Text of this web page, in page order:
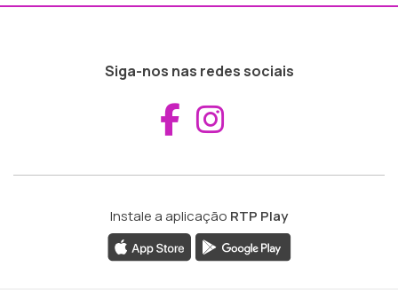
Siga-nos nas redes sociais
Aceder ao
Instale a aplicação RTP Play